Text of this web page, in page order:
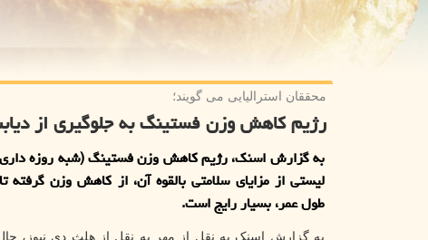
محققان استرالیایی می گویند؛
رژیم کاهش وزن فستینگ به جلوگیری از
به گزارش اسنک، رژیم کاهش وزن فستینگ (شبه روزه
لیستی از مزایای سلامتی بالقوه آن، از کاهش وزن گرفته
طول عمر، بسیار رایج است.
به گزارش اسنک به نقل از مهر به نقل از هلث دی نیوز،